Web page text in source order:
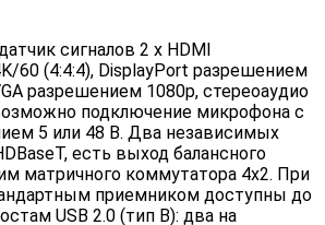
сигналов 2 х HDMI
60 (4:4:4), DisplayPort разрешением
разрешением 1080p, стереоаудио
подключение микрофона с
5 или 48 В. Два независимых
есть выход балансного
матричного коммутатора 4х2. При
приемником доступны до
USB 2.0 (тип B): два на